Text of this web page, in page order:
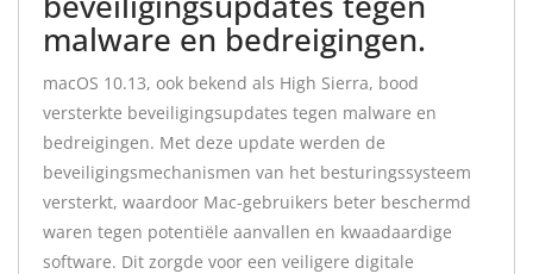
malware en bedreigingen.
macOS 10.13, ook bekend als High Sierra, bood
versterkte beveiligingsupdates tegen malware en
bedreigingen. Met deze update werden de
beveiligingsmechanismen van het besturingssysteem
versterkt, waardoor Mac-gebruikers beter beschermd
waren tegen potentiële aanvallen en kwaadaardige
software. Dit zorgde voor een veiligere digitale